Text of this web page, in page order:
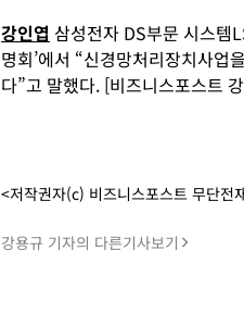
강인엽 삼성전자 DS부문 시스템
명회’에서 “신경망처리장치사업
다”고 말했다. [비즈니스포스트
<저작권자(c) 비즈니스포스트 무단전
강용규 기자의 다른기사보기